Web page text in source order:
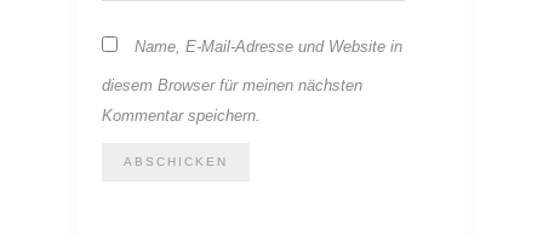
Name, E-Mail-Adresse und Website in
diesem Browser für meinen nächsten
Kommentar speichern.